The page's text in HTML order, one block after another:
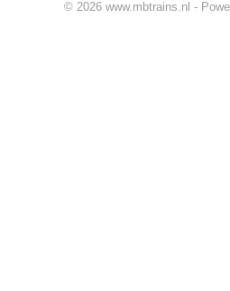
© 2026 www.mbtrains.nl -